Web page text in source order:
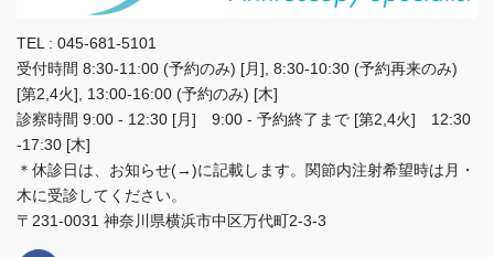
TEL : 045-681-5101
受付時間 8:30-11:00 (予約のみ) [月], 8:30-10:30 (予約再来のみ)
[第2,4火], 13:00-16:00 (予約のみ) [木]
診察時間 9:00 - 12:30 [月] 9:00 - 予約終了まで [第2,4火] 12:30
-17:30 [木]
＊休診日は、お知らせ(→)に記載します。関節内注射希望時は月・
木に受診してください。
〒231-0031 神奈川県横浜市中区万代町2-3-3